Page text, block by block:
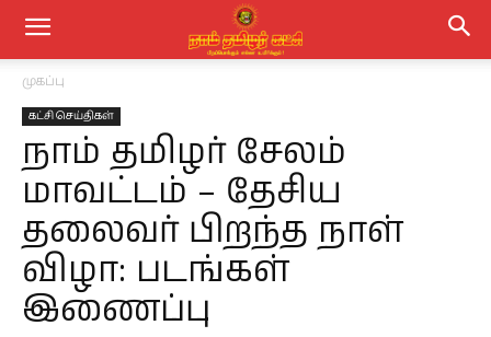
முகப்பு
கட்சி செய்திகள்
நாம் தமிழர் சேலம்
மாவட்டம் – தேசிய
தலைவர் பிறந்த நாள்
விழா: படங்கள்
இணைப்பு